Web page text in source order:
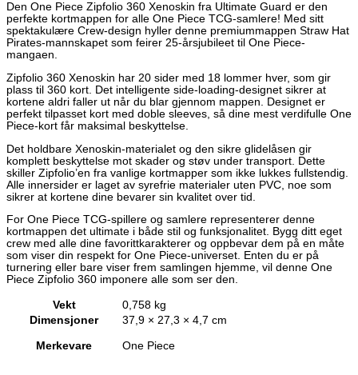
Den One Piece Zipfolio 360 Xenoskin fra Ultimate Guard er den
perfekte kortmappen for alle One Piece TCG-samlere! Med sitt
spektakulære Crew-design hyller denne premiummappen Straw Hat
Pirates-mannskapet som feirer 25-årsjubileet til One Piece-
mangaen.
Zipfolio 360 Xenoskin har 20 sider med 18 lommer hver, som gir
plass til 360 kort. Det intelligente side-loading-designet sikrer at
kortene aldri faller ut når du blar gjennom mappen. Designet er
perfekt tilpasset kort med doble sleeves, så dine mest verdifulle One
Piece-kort får maksimal beskyttelse.
Det holdbare Xenoskin-materialet og den sikre glidelåsen gir
komplett beskyttelse mot skader og støv under transport. Dette
skiller Zipfolio’en fra vanlige kortmapper som ikke lukkes fullstendig.
Alle innersider er laget av syrefrie materialer uten PVC, noe som
sikrer at kortene dine bevarer sin kvalitet over tid.
For One Piece TCG-spillere og samlere representerer denne
kortmappen det ultimate i både stil og funksjonalitet. Bygg ditt eget
crew med alle dine favorittkarakterer og oppbevar dem på en måte
som viser din respekt for One Piece-universet. Enten du er på
turnering eller bare viser frem samlingen hjemme, vil denne One
Piece Zipfolio 360 imponere alle som ser den.
Vekt
0,758 kg
Dimensjoner
37,9 × 27,3 × 4,7 cm
Merkevare One Piece